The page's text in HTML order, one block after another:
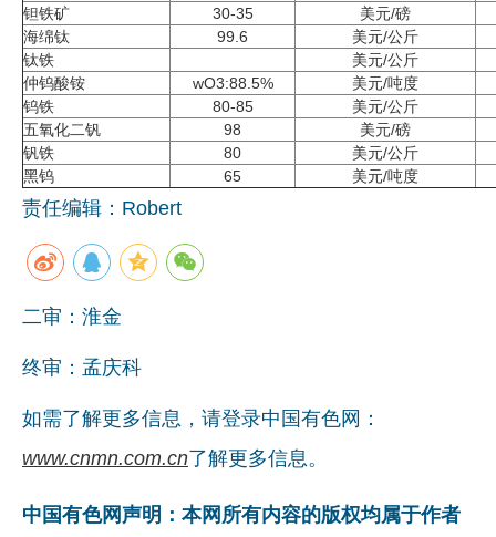
钽铁矿
30-35
美元/磅
海绵钛
99.6
美元/公斤
钛铁
美元/公斤
仲钨酸铵
wO3:88.5%
美元/吨度
钨铁
80-85
美元/公斤
五氧化二钒
98
美元/磅
钒铁
80
美元/公斤
黑钨
65 美元/吨度
责任编辑：Robert
二审：淮金
终审：孟庆科
如需了解更多信息，请登录中国有色网：
www.cnmn.com.cn了解更多信息。
中国有色网声明：本网所有内容的版权均属于作者